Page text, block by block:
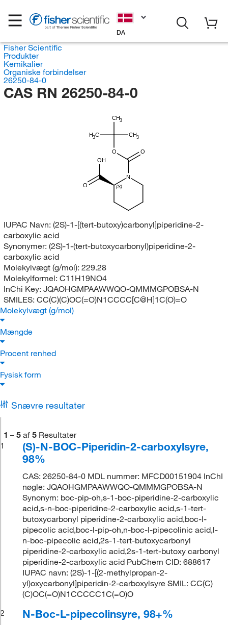
DA
Fisher Scientific
Produkter
Kemikalier
Organiske forbindelser
26250-84-0
CAS RN 26250-84-0
CH3
H3C CH3
O O
N
(S)
OH
O
IUPAC Navn: (2S)-1-[(tert-butoxy)carbonyl]piperidine-2-
carboxylic acid
Synonymer: (2S)-1-(tert-butoxycarbonyl)piperidine-2-
carboxylic acid
Molekylvægt (g/mol): 229.28
Molekylformel: C11H19NO4
InChi Key: JQAOHGMPAAWWQO-QMMMGPOBSA-N
SMILES: CC(C)(C)OC(=O)N1CCCC[C@H]1C(O)=O
Molekylvægt (g/mol)
Mængde
Procent renhed
Fysisk form
Snævre resultater
1 – 5 af 5 Resultater
1
(S)-N-BOC-Piperidin-2-carboxylsyre,
98%
CAS: 26250-84-0 MDL nummer: MFCD00151904 InChI
nøgle: JQAOHGMPAAWWQO-QMMMGPOBSA-N
Synonym: boc-pip-oh,s-1-boc-piperidine-2-carboxylic
acid,s-n-boc-piperidine-2-carboxylic acid,s-1-tert-
butoxycarbonyl piperidine-2-carboxylic acid,boc-l-
pipecolic acid,boc-l-pip-oh,n-boc-l-pipecolinic acid,l-
n-boc-pipecolic acid,2s-1-tert-butoxycarbonyl
piperidine-2-carboxylic acid,2s-1-tert-butoxy carbonyl
piperidine-2-carboxylic acid PubChem CID: 688617
IUPAC navn: (2S)-1-[(2-methylpropan-2-
yl)oxycarbonyl]piperidin-2-carboxylsyre SMIL: CC(C)
(C)OC(=O)N1CCCCC1C(=O)O
2
N-Boc-L-pipecolinsyre, 98+%